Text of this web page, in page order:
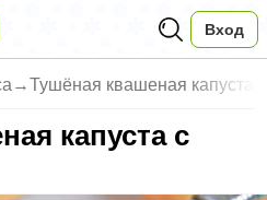
Вход
→Тушёная квашеная капуста
капуста с